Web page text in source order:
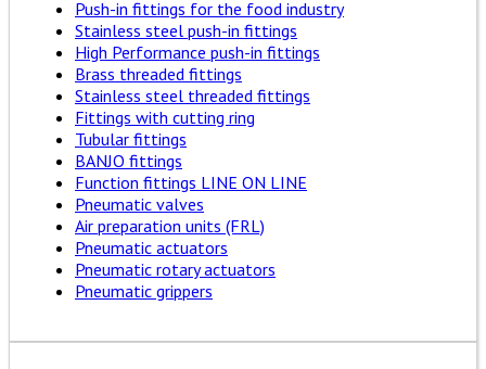
Push-in fittings for the food industry
Stainless steel push-in fittings
High Performance push-in fittings
Brass threaded fittings
Stainless steel threaded fittings
Fittings with cutting ring
Tubular fittings
BANJO fittings
Function fittings LINE ON LINE
Pneumatic valves
Air preparation units (FRL)
Pneumatic actuators
Pneumatic rotary actuators
Pneumatic grippers